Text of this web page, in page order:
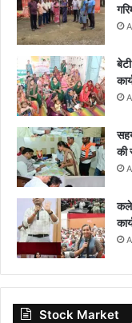
की
Stock Market